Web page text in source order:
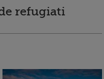
refugiati